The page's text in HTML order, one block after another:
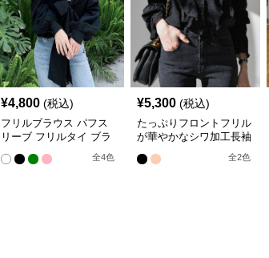
¥4,800 (税込)
フリルブラウス パフス
リーブ フリルタイ ブラ
全4色
¥5,300 (税込)
たっぷりフロントフリル
が華やかなシワ加工長袖
全2色